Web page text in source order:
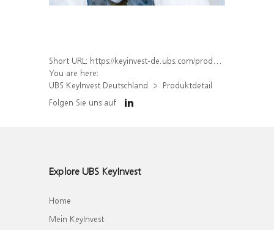
Short URL: https://keyinvest-de.ubs.com/produkt/detail/index/isin/DE000WA37A41
You are here:
UBS KeyInvest Deutschland
Produktdetail
Folgen Sie uns auf
Explore UBS KeyInvest
Home
Mein KeyInvest